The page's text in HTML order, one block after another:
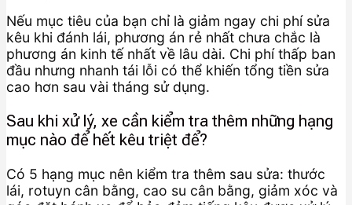
Nếu mục tiêu của bạn chỉ là giảm ngay chi phí sửa
kêu khi đánh lái, phương án rẻ nhất chưa chắc là
phương án kinh tế nhất về lâu dài. Chi phí thấp ban
đầu nhưng nhanh tái lỗi có thể khiến tổng tiền sửa
cao hơn sau vài tháng sử dụng.
Sau khi xử lý, xe cần kiểm tra thêm những hạng
mục nào để hết kêu triệt để?
Có 5 hạng mục nên kiểm tra thêm sau sửa: thước
lái, rotuyn cân bằng, cao su cân bằng, giảm xóc và